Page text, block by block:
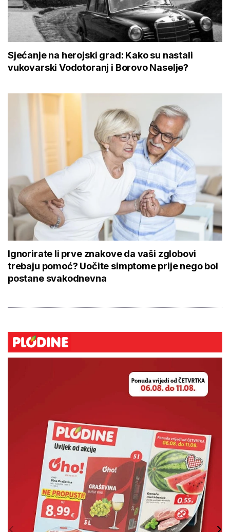
Sjećanje na herojski grad: Kako su nastali
vukovarski Vodotoranj i Borovo Naselje?
Ignorirate li prve znakove da vaši zglobovi
trebaju pomoć? Uočite simptome prije nego bol
postane svakodnevna